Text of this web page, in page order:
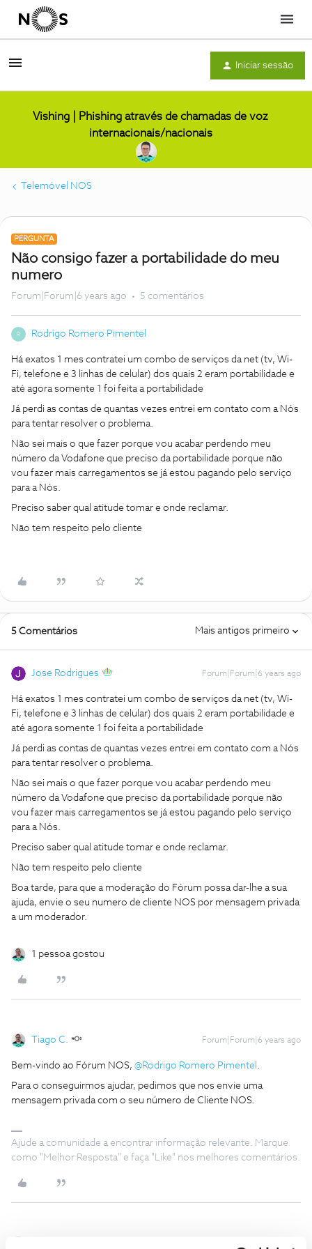
Menu
Iniciar sessão
Vishing | Phishing através de chamadas de voz
internacionais/nacionais
Telemóvel NOS
PERGUNTA
Não consigo fazer a portabilidade do meu
numero
Forum|Forum|6 years ago 5 comentários
R Rodrigo Romero Pimentel
Há exatos 1 mes contratei um combo de serviços da net (tv, Wi-
Fi, telefone e 3 linhas de celular) dos quais 2 eram portabilidade e
até agora somente 1 foi feita a portabilidade
Já perdi as contas de quantas vezes entrei em contato com a Nós
para tentar resolver o problema.
Não sei mais o que fazer porque vou acabar perdendo meu
número da Vodafone que preciso da portabilidade porque não
vou fazer mais carregamentos se já estou pagando pelo serviço
para a Nós.
Preciso saber qual atitude tomar e onde reclamar.
Não tem respeito pelo cliente
5 Comentários Mais antigos primeiro
Jose Rodrigues Forum|Forum|6 years ago
Há exatos 1 mes contratei um combo de serviços da net (tv, Wi-
Fi, telefone e 3 linhas de celular) dos quais 2 eram portabilidade e
até agora somente 1 foi feita a portabilidade
Já perdi as contas de quantas vezes entrei em contato com a Nós
para tentar resolver o problema.
Não sei mais o que fazer porque vou acabar perdendo meu
número da Vodafone que preciso da portabilidade porque não
vou fazer mais carregamentos se já estou pagando pelo serviço
para a Nós.
Preciso saber qual atitude tomar e onde reclamar.
Não tem respeito pelo cliente
Boa tarde, para que a moderação do Fórum possa dar-lhe a sua
ajuda, envie o seu numero de cliente NOS por mensagem privada
a um moderador.
1 pessoa gostou
Tiago C. Forum|Forum|6 years ago
Bem-vindo ao Fórum NOS, @Rodrigo Romero Pimentel .
Para o conseguirmos ajudar, pedimos que nos envie uma
mensagem privada com o seu número de Cliente NOS.
Ajude a comunidade a encontrar informação relevante. Marque
como "Melhor Resposta" e faça "Like" nos melhores comentários.